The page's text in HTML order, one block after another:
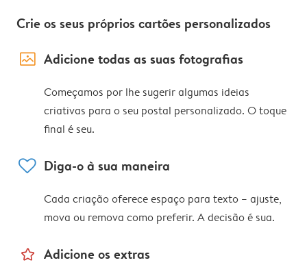
Crie os seus próprios cartões personalizados
image_placeholder Adicione todas as suas fotografias
Começamos por lhe sugerir algumas ideias
criativas para o seu postal personalizado. O toque
final é seu.
heart Diga-o à sua maneira
Cada criação oferece espaço para texto – ajuste,
mova ou remova como preferir. A decisão é sua.
star_outline Adicione os extras